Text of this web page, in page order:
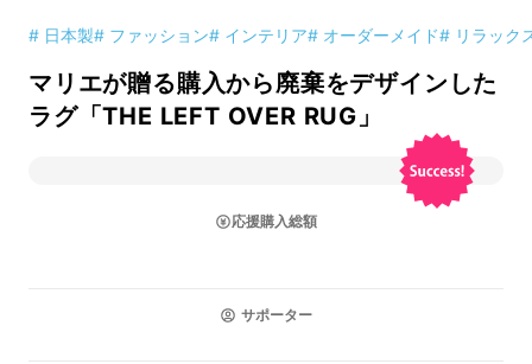
# 日本製# ファッション# インテリア# オーダーメイド# リラック
マリエが贈る購入から廃棄をデザインした
ラグ「THE LEFT OVER RUG」
応援購入総額
サポーター